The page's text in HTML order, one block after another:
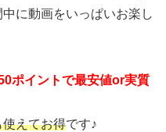
に動画をいっぱいお楽し
ポイントで最安値or実質
えてお得です♪